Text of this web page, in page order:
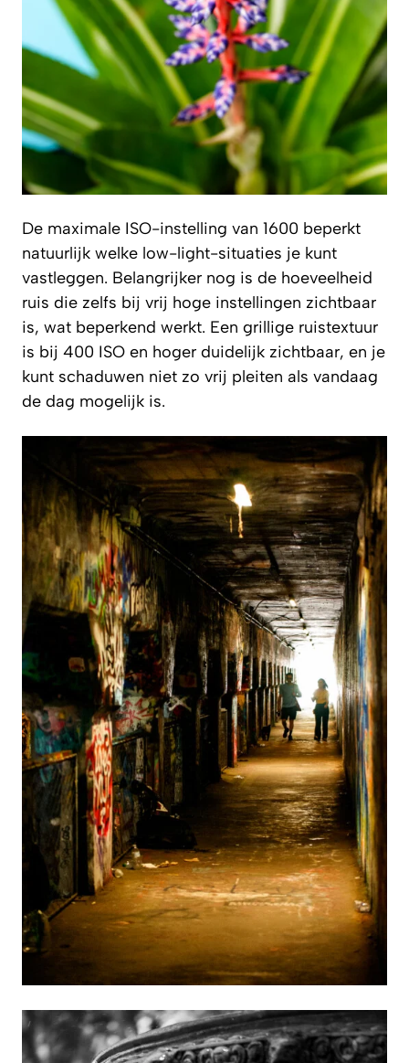
De maximale ISO-instelling van 1600 beperkt
natuurlijk welke low-light-situaties je kunt
vastleggen. Belangrijker nog is de hoeveelheid
ruis die zelfs bij vrij hoge instellingen zichtbaar
is, wat beperkend werkt. Een grillige ruistextuur
is bij 400 ISO en hoger duidelijk zichtbaar, en je
kunt schaduwen niet zo vrij pleiten als vandaag
de dag mogelijk is.